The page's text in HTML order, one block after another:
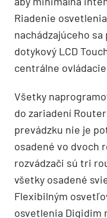
Riadenie
nachádzajúceho
dotykový LCD
centrálne
Všetky
do zariadení
prevádzku nie je
osadené vo dvoch
rozvádzači sú tri
všetky osadené
Flexibilným
osvetlenia Digidim